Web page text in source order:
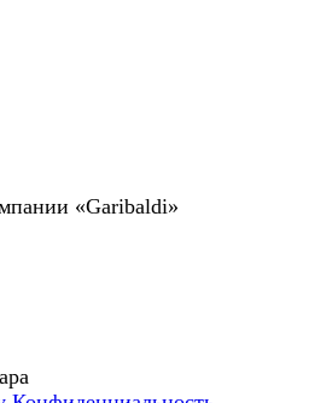
«Garibaldi»